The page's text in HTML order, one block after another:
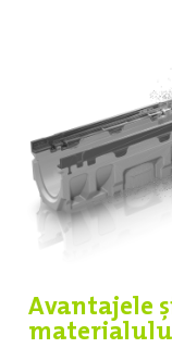
Avantajele
materialului